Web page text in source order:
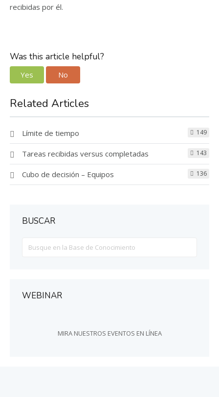
recibidas por él.
Was this article helpful?
Yes No
Related Articles
Límite de tiempo 149
Tareas recibidas versus completadas 143
Cubo de decisión – Equipos 136
BUSCAR
For
WEBINAR
MIRA NUESTROS EVENTOS EN LÍNEA